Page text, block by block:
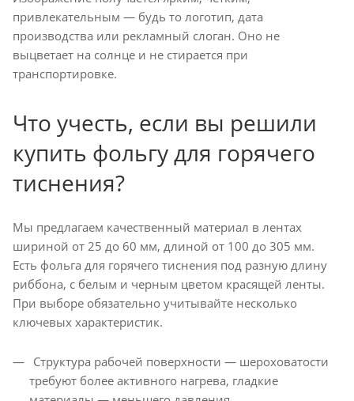
привлекательным — будь то логотип, дата
производства или рекламный слоган. Оно не
выцветает на солнце и не стирается при
транспортировке.
Что учесть, если вы решили
купить фольгу для горячего
тиснения?
Мы предлагаем качественный материал в лентах
шириной от 25 до 60 мм, длиной от 100 до 305 мм.
Есть фольга для горячего тиснения под разную длину
риббона, с белым и черным цветом красящей ленты.
При выборе обязательно учитывайте несколько
ключевых характеристик.
Структура рабочей поверхности — шероховатости
требуют более активного нагрева, гладкие